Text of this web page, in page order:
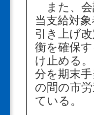
また、会
当支給対
引き上げ
衡を確保
け止める
分を期末
の間の市
ている。